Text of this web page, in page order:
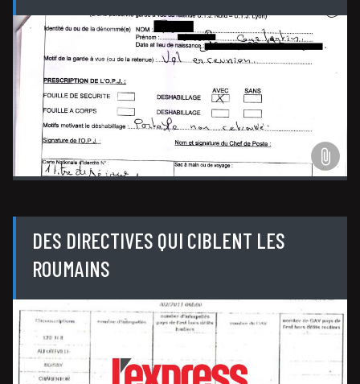
DES DIRECTIVES QUI CIBLENT LES
ROUMAINS